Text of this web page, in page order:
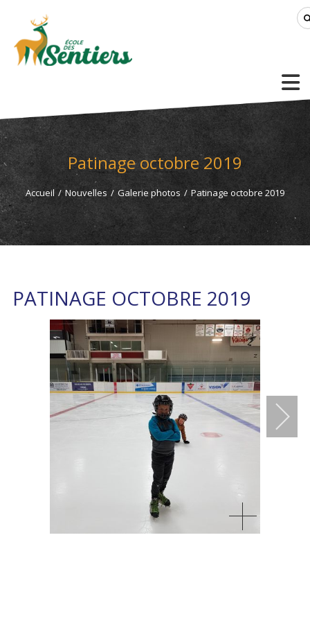
Patinage octobre 2019
Accueil / Nouvelles / Galerie photos / Patinage octobre 2019
PATINAGE OCTOBRE 2019